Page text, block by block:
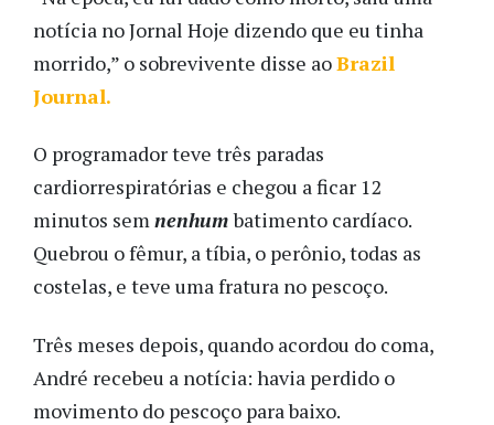
notícia no Jornal Hoje dizendo que eu tinha
morrido,” o sobrevivente disse aoBrazil
Journal.
O programador teve três paradas
cardiorrespiratórias e chegou a ficar 12
minutos semnenhumbatimento cardíaco.
Quebrou o fêmur, a tíbia, o perônio, todas as
costelas, e teve uma fratura no pescoço.
Três meses depois, quando acordou do coma,
André recebeu a notícia: havia perdido o
movimento do pescoço para baixo.